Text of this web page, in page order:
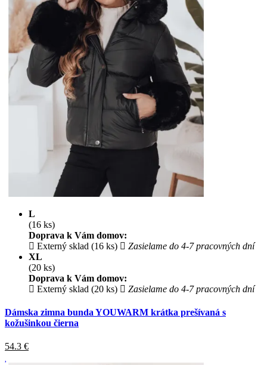
L
(16 ks)
Doprava k Vám domov:
Externý sklad (16 ks)
Zasielame do 4-7 pracovných dní
XL
(20 ks)
Doprava k Vám domov:
Externý sklad (20 ks)
Zasielame do 4-7 pracovných dní
Dámska zimna bunda YOUWARM krátka prešívaná s
kožušinkou čierna
54.3 €